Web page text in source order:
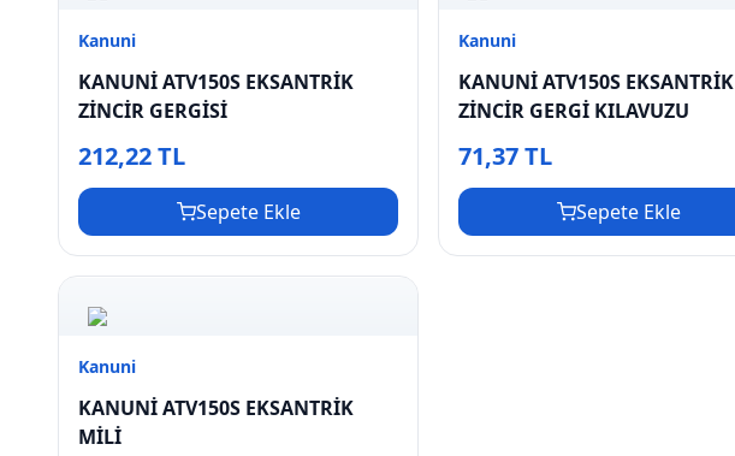
Kanuni
KANUNİ ATV150S EKSANTRİK
ZİNCİR GERGİSİ
212,22 TL
Sepete Ekle
Kanuni
KANUNİ ATV150S EKSANTRİK
ZİNCİR GERGİ KILAVUZU
71,37 TL
Sepete Ekle
Kanuni
KANUNİ ATV150S EKSANTRİK
MİLİ